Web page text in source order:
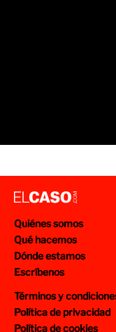
Quiénes somos
Qué hacemos
Dónde estamos
Escríbenos
Términos y
Política de privacidad
Política de cookies